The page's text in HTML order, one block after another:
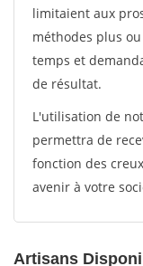
limitaient aux
méthodes plus
temps et
de résultat.
L'utilisation de
permettra de
fonction des
avenir à votre
Artisans